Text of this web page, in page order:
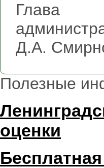
Глава
Д.А.
Полезные
оценки